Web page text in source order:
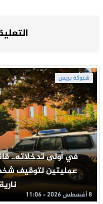
شتوكة بريس
في أولى تدخلاته..
عمليتين لتوقيف
8 أغسطس 2026 - 11:06